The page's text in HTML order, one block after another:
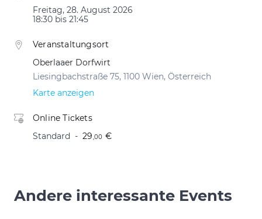
Freitag, 28. August 2026
18:30 bis 21:45
Veranstaltungsort
Oberlaaer Dorfwirt
Liesingbachstraße 75, 1100 Wien, Österreich
Karte anzeigen
Online Tickets
Standard
29,00 €
Andere interessante Events